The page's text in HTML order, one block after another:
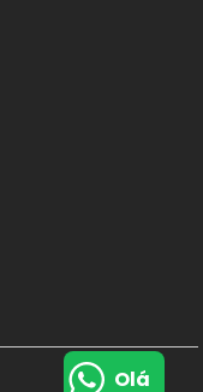
Olá